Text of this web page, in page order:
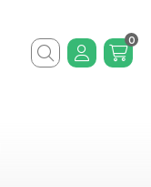
Buscar
0